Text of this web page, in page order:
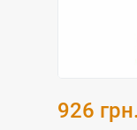
926 грн.